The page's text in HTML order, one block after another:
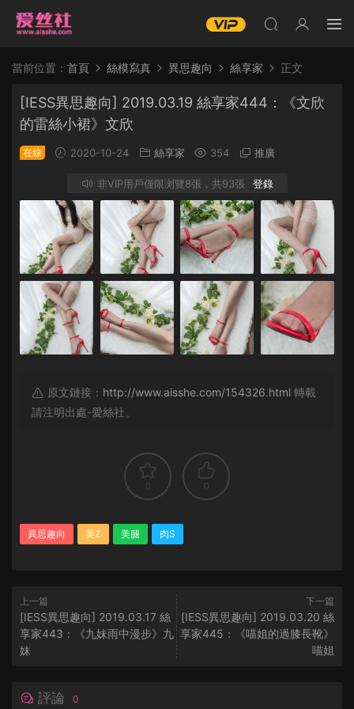
當前位置： 首頁 絲模寫真 異思趣向 絲享家 正文
[IESS異思趣向] 2019.03.19 絲享家444：《文欣
的雷絲小裙》文欣
在線 2020-10-24 絲享家 354 推廣
非VIP用戶僅限浏覽8張，共93張 登錄
原文鏈接： http://www.aisshe.com/154326.html 轉載
請注明出處-愛絲社。
0 0
異思趣向 美Z 美腿 肉S
上一篇
[IESS異思趣向] 2019.03.17 絲
享家443：《九妹雨中漫步》九
妹
下一篇
[IESS異思趣向] 2019.03.20 絲
享家445：《喵姐的過膝長靴》
喵姐
評論 0